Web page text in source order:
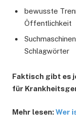
bewusste
Öffentlichkeit
Schlagwörter
Faktisch gibt es
für
Mehr lesen:Wer